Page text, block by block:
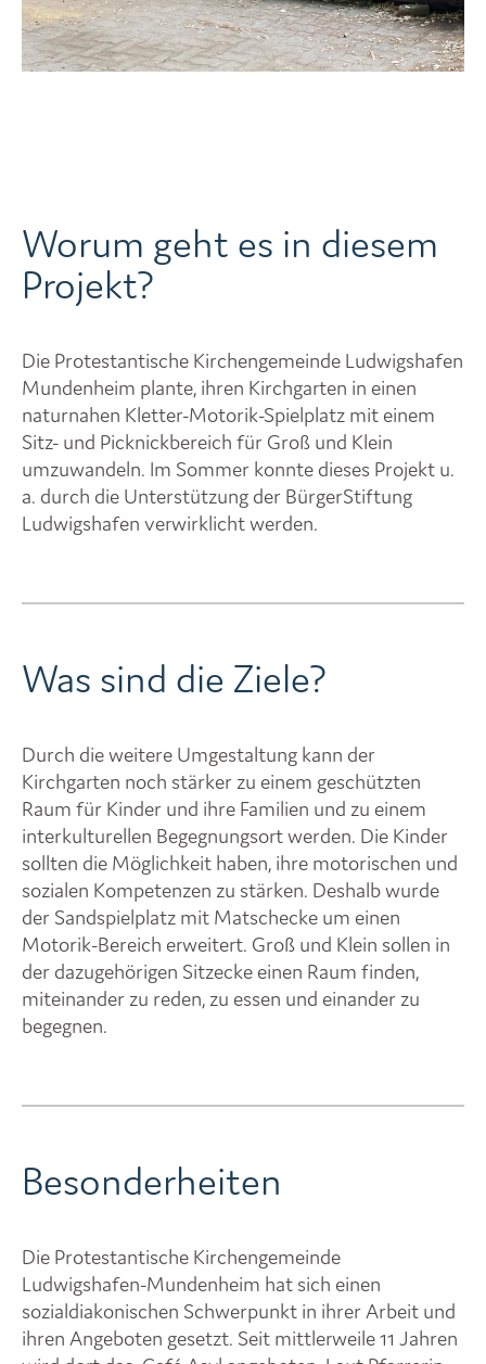
Worum geht es in diesem
Projekt?
Die Protestantische Kirchengemeinde Ludwigshafen
Mundenheim plante, ihren Kirchgarten in einen
naturnahen Kletter-Motorik-Spielplatz mit einem
Sitz- und Picknickbereich für Groß und Klein
umzuwandeln. Im Sommer konnte dieses Projekt u.
a. durch die Unterstützung der BürgerStiftung
Ludwigshafen verwirklicht werden.
Was sind die Ziele?
Durch die weitere Umgestaltung kann der
Kirchgarten noch stärker zu einem geschützten
Raum für Kinder und ihre Familien und zu einem
interkulturellen Begegnungsort werden. Die Kinder
sollten die Möglichkeit haben, ihre motorischen und
sozialen Kompetenzen zu stärken. Deshalb wurde
der Sandspielplatz mit Matschecke um einen
Motorik-Bereich erweitert. Groß und Klein sollen in
der dazugehörigen Sitzecke einen Raum finden,
miteinander zu reden, zu essen und einander zu
begegnen.
Besonderheiten
Die Protestantische Kirchengemeinde
Ludwigshafen-Mundenheim hat sich einen
sozialdiakonischen Schwerpunkt in ihrer Arbeit und
ihren Angeboten gesetzt. Seit mittlerweile 11 Jahren